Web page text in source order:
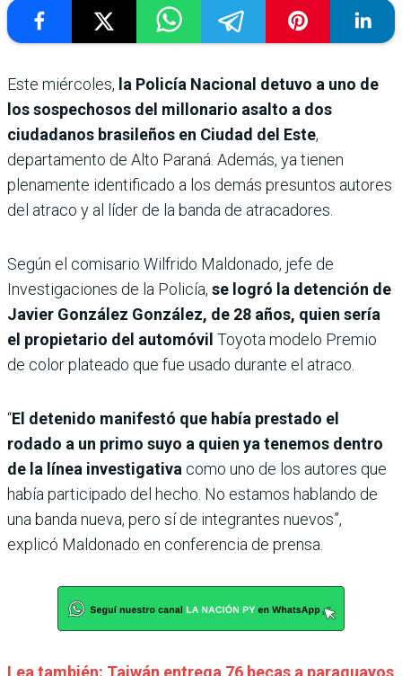
Este miércoles, la Policía Nacional detuvo a uno de
los sospechosos del millonario asalto a dos
ciudadanos brasileños en Ciudad del Este,
departamento de Alto Paraná. Además, ya tienen
plenamente identificado a los demás presuntos autores
del atraco y al líder de la banda de atracadores.
Según el comisario Wilfrido Maldonado, jefe de
Investigaciones de la Policía, se logró la detención de
Javier González González, de 28 años, quien sería
el propietario del automóvil Toyota modelo Premio
de color plateado que fue usado durante el atraco.
“El detenido manifestó que había prestado el
rodado a un primo suyo a quien ya tenemos dentro
de la línea investigativa como uno de los autores que
había participado del hecho. No estamos hablando de
una banda nueva, pero sí de integrantes nuevos”,
explicó Maldonado en conferencia de prensa.
Lea también: Taiwán entrega 76 becas a paraguayos